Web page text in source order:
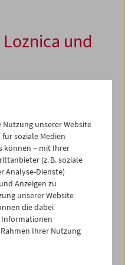
und
stehen diesmal im
, mit der das Filmmuseum
Kinos
erste Spielfilm des
erlebt seine
Loznica wird seit Mitte der
größten
gefeiert – und nach der
unserer Website
soziale Medien
können – mit Ihrer
(z. B. soziale
Analyse-Dienste)
Anzeigen zu
unserer Website
die dabei
Ihrer Nutzung